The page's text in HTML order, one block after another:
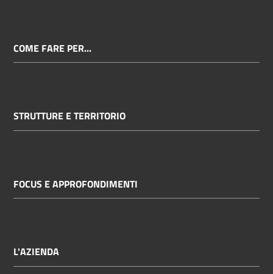
COME FARE PER...
STRUTTURE E TERRITORIO
FOCUS E APPROFONDIMENTI
L'AZIENDA